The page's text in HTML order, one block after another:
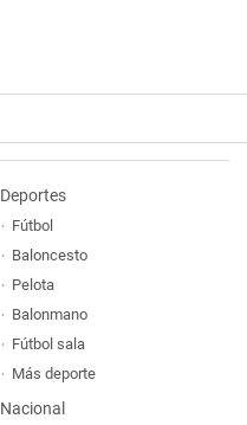
Deportes
Fútbol
Baloncesto
Pelota
Balonmano
Fútbol sala
Más deporte
Nacional